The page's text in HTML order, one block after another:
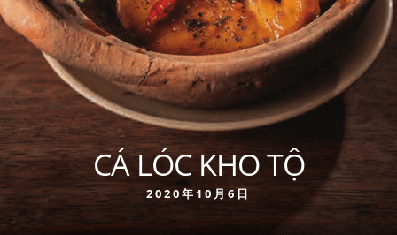
CÁ LÓC KHO TỘ
2020年10月6日